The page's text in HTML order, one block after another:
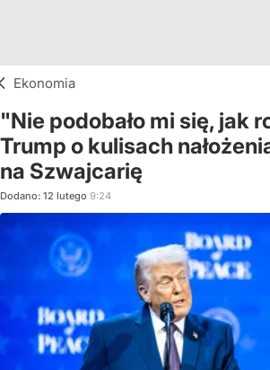
Ekonomia
"Nie podobało mi się, jak
Trump o kulisach
na Szwajcarię
Dodano: 12 lutego 9:24